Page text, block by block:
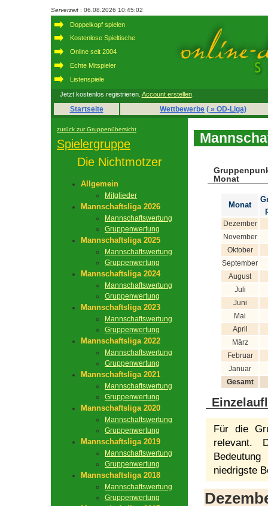
Serverzeit : 06.08.2026 10:45:02
Doppelkopf spielen
Kostenlose Spieltische
Online seit 2004
Echte Mitspieler
Listenspiele
Jetzt kostenlos registrieren. Account erstellen.
Startseite Wettbewerbe ( » OD-Liga)
zurück zur Gruppenübersicht
Spielergruppe
Die Nichtmotzer
Allgemein
Mitglieder
Mannschaftsliga 2026
Mannschaftswertung
Gruppenwertung
Mannschaftsliga 2025
Mannschaftswertung
Gruppenwertung
Mannschaftsliga 2024
Mannschaftswertung
Gruppenwertung
Mannschaftsliga 2023
Mannschaftswertung
Gruppenwertung
Mannschaftsliga 2022
Mannschaftswertung
Gruppenwertung
Mannschaftsliga 2021
Mannschaftswertung
Gruppenwertung
Mannschaftsliga 2020
Mannschaftswertung
Gruppenwertung
Mannschaftsliga 2019
Mannschaftswertung
Gruppenwertung
Mannschaftsliga 2018
Mannschaftswertung
Gruppenwertung
Monat
Monat
Dezember
November
Oktober
September
August
Juli
Juni
Mai
April
März
Februar
Januar
Gesamt
Für die
relevant.
niedrigste